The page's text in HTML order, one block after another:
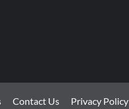
Contact Us Privacy Policy